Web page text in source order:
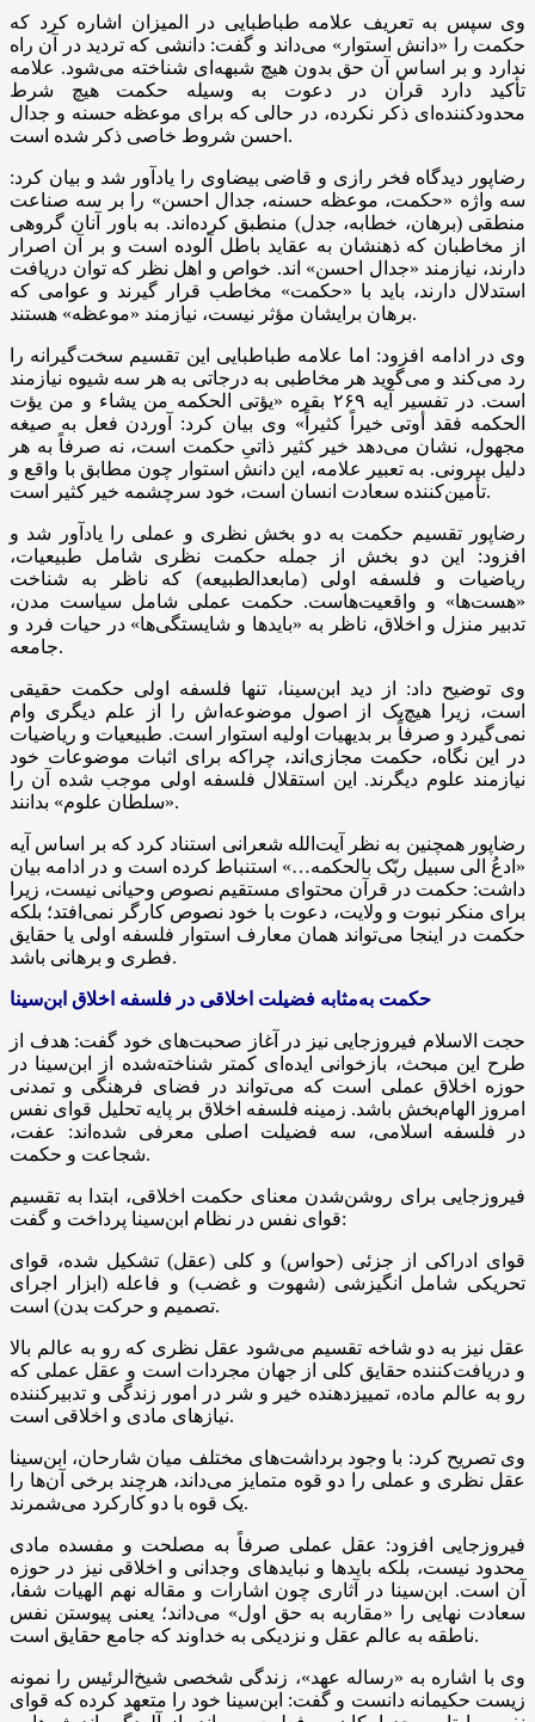
وی سپس به تعریف علامه طباطبایی در المیزان اشاره کرد که
حکمت را «دانش استوار» می‌داند و گفت: دانشی که تردید در آن راه
ندارد و بر اساس آن حق بدون هیچ شبهه‌ای شناخته می‌شود. علامه
تأکید دارد قرآن در دعوت به وسیله حکمت هیچ شرط
محدودکننده‌ای ذکر نکرده، در حالی که برای موعظه حسنه و جدال
احسن شروط خاصی ذکر شده است.
رضاپور دیدگاه فخر رازی و قاضی بیضاوی را یادآور شد و بیان کرد:
سه واژه «حکمت، موعظه حسنه، جدال احسن» را بر سه صناعت
منطقی (برهان، خطابه، جدل) منطبق کرده‌اند. به باور آنان گروهی
از مخاطبان که ذهنشان به عقاید باطل آلوده است و بر آن اصرار
دارند، نیازمند «جدال احسن» اند. خواص و اهل نظر که توان دریافت
استدلال دارند، باید با «حکمت» مخاطب قرار گیرند و عوامی که
برهان برایشان مؤثر نیست، نیازمند «موعظه» هستند.
وی در ادامه افزود: اما علامه طباطبایی این تقسیم سخت‌گیرانه را
رد می‌کند و می‌گوید هر مخاطبی به درجاتی به هر سه شیوه نیازمند
است. در تفسیر آیه ۲۶۹ بقره «یؤتی الحکمه من یشاء و من یؤت
الحکمه فقد أوتی خیراً کثیراً» وی بیان کرد: آوردن فعل به صیغه
مجهول، نشان می‌دهد خیر کثیر ذاتیِ حکمت است، نه صرفاً به هر
دلیل بیرونی. به تعبیر علامه، این دانش استوار چون مطابق با واقع و
تأمین‌کننده سعادت انسان است، خود سرچشمه خیر کثیر است.
رضاپور تقسیم حکمت به دو بخش نظری و عملی را یادآور شد و
افزود: این دو بخش از جمله حکمت نظری شامل طبیعیات،
ریاضیات و فلسفه اولی (مابعدالطبیعه) که ناظر به شناخت
«هست‌ها» و واقعیت‌هاست. حکمت عملی شامل سیاست مدن،
تدبیر منزل و اخلاق، ناظر به «بایدها و شایستگی‌ها» در حیات فرد و
جامعه.
وی توضیح داد: از دید ابن‌سینا، تنها فلسفه اولی حکمت حقیقی
است، زیرا هیچ‌یک از اصول موضوعه‌اش را از علم دیگری وام
نمی‌گیرد و صرفاً بر بدیهیات اولیه استوار است. طبیعیات و ریاضیات
در این نگاه، حکمت مجازی‌اند، چراکه برای اثبات موضوعات خود
نیازمند علوم دیگرند. این استقلال فلسفه اولی موجب شده آن را
«سلطان علوم» بدانند.
رضاپور همچنین به نظر آیت‌الله شعرانی استناد کرد که بر اساس آیه
«ادعُ الی سبیل ربّک بالحکمه…» استنباط کرده است و در ادامه بیان
داشت: حکمت در قرآن محتوای مستقیم نصوص وحیانی نیست، زیرا
برای منکر نبوت و ولایت، دعوت با خود نصوص کارگر نمی‌افتد؛ بلکه
حکمت در اینجا می‌تواند همان معارف استوار فلسفه اولی یا حقایق
فطری و برهانی باشد.
حکمت به‌مثابه فضیلت اخلاقی در فلسفه اخلاق ابن‌سینا
حجت الاسلام فیروزجایی نیز در آغاز صحبت‌های خود گفت: هدف از
طرح این مبحث، بازخوانی ایده‌ای کمتر شناخته‌شده از ابن‌سینا در
حوزه اخلاق عملی است که می‌تواند در فضای فرهنگی و تمدنی
امروز الهام‌بخش باشد. زمینه فلسفه اخلاق بر پایه تحلیل قوای نفس
در فلسفه اسلامی، سه فضیلت اصلی معرفی شده‌اند: عفت،
شجاعت و حکمت.
فیروزجایی برای روشن‌شدن معنای حکمت اخلاقی، ابتدا به تقسیم
قوای نفس در نظام ابن‌سینا پرداخت و گفت:
قوای ادراکی از جزئی (حواس) و کلی (عقل) تشکیل شده، قوای
تحریکی شامل انگیزشی (شهوت و غضب) و فاعله (ابزار اجرای
تصمیم و حرکت بدن) است.
عقل نیز به دو شاخه تقسیم می‌شود عقل نظری که رو به عالم بالا
و دریافت‌کننده حقایق کلی از جهان مجردات است و عقل عملی که
رو به عالم ماده، تمییزدهنده خیر و شر در امور زندگی و تدبیرکننده
نیازهای مادی و اخلاقی است.
وی تصریح کرد: با وجود برداشت‌های مختلف میان شارحان، ابن‌سینا
عقل نظری و عملی را دو قوه متمایز می‌داند، هرچند برخی آن‌ها را
یک قوه با دو کارکرد می‌شمرند.
فیروزجایی افزود: عقل عملی صرفاً به مصلحت و مفسده مادی
محدود نیست، بلکه بایدها و نبایدهای وجدانی و اخلاقی نیز در حوزه
آن است. ابن‌سینا در آثاری چون اشارات و مقاله نهم الهیات شفا،
سعادت نهایی را «مقاربه به حق اول» می‌داند؛ یعنی پیوستن نفس
ناطقه به عالم عقل و نزدیکی به خداوند که جامع حقایق است.
وی با اشاره به «رساله عهد»، زندگی شخصی شیخ‌الرئیس را نمونه
زیست حکیمانه دانست و گفت: ابن‌سینا خود را متعهد کرده که قوای